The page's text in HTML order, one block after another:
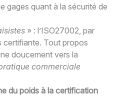
gages quant à la sécurité de
» : l’ISO27002, par
certifiante. Tout propos
doucement vers la
commerciale
du poids à la certification